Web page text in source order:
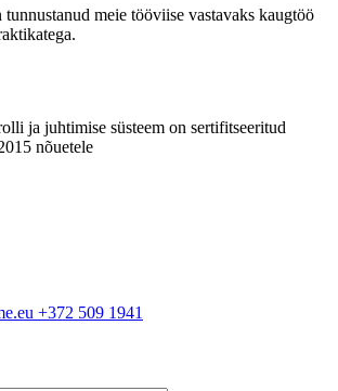
meie tööviise vastavaks kaugtöö
ja juhtimise süsteem on sertifitseeritud
nõuetele
+372 509 1941